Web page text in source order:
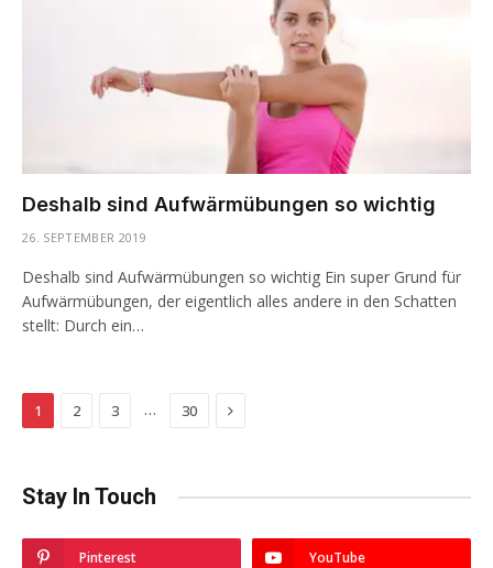
Deshalb sind Aufwärmübungen so wichtig
26. SEPTEMBER 2019
Deshalb sind Aufwärmübungen so wichtig Ein super Grund für
Aufwärmübungen, der eigentlich alles andere in den Schatten
stellt: Durch ein…
1 2 3 … 30 Next
Stay In Touch
Pinterest YouTube